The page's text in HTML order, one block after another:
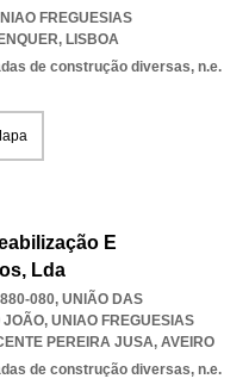
FREGUESIAS
, LISBOA
de construção diversas, n.e.
E
Lda
080, UNIÃO DAS
JOÃO, UNIAO FREGUESIAS
PEREIRA JUSA, AVEIRO
de construção diversas, n.e.